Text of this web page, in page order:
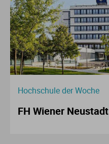
Hochschule der Woche
FH Wiener Neustadt